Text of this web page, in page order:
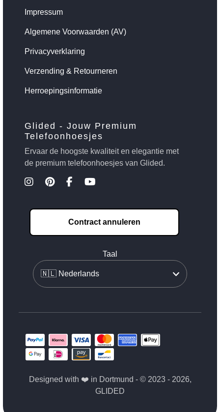
Impressum
Algemene Voorwaarden (AV)
Privacyverklaring
Verzending & Retourneren
Herroepingsinformatie
Glided - Jouw Premium
Telefoonhoesjes
Ervaar de hoogste kwaliteit en elegantie met
de premium telefoonhoesjes van Glided.
Contract annuleren
Taal
Designed with ❤️ in Dortmund - © 2023 - 2026,
GLIDED